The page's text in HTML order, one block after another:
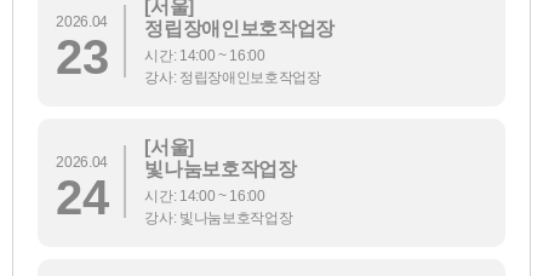
2026.04
23
[서울]
정립장애인보호작업장
시간: 14:00 ~ 16:00
강사: 정립장애인보호작업장
2026.04
24
[서울]
빛나눔보호작업장
시간: 14:00 ~ 16:00
강사: 빛나눔보호작업장